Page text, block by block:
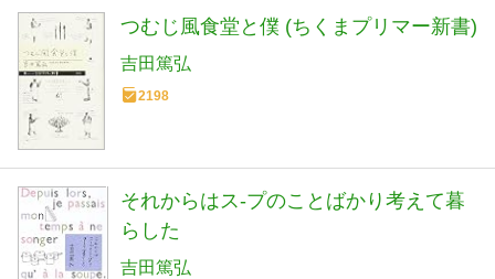
つむじ風食堂と僕 (ちくまプリマー新書)
吉田篤弘
2198
それからはス-プのことばかり考えて暮
らした
吉田篤弘